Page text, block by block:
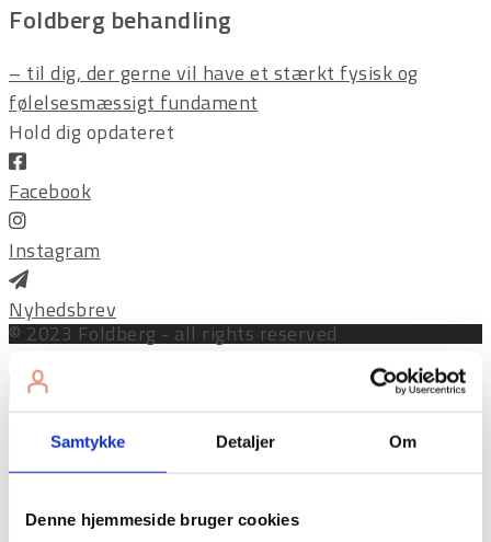
Samtykke Detaljer Om
Denne hjemmeside bruger cookies
Foldberg behandling
– til dig, der gerne vil have et stærkt fysisk og
følelsesmæssigt fundament
Hold dig opdateret
Facebook
Instagram
Nyhedsbrev
© 2023 Foldberg - all rights reserved
Tilmeld dig sms-påmindelser for at modtage en
besked, når der er nyt indhold på siden, eller for at